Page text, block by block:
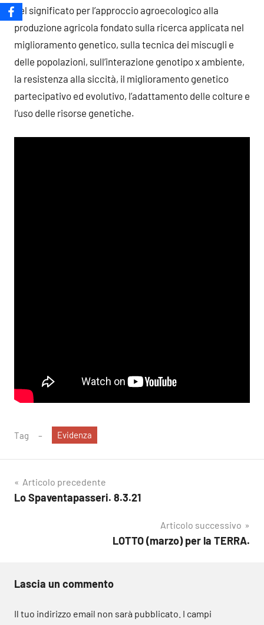
del significato per l’approccio agroecologico alla
produzione agricola fondato sulla ricerca applicata nel
miglioramento genetico, sulla tecnica dei miscugli e
delle popolazioni, sull’interazione genotipo x ambiente,
la resistenza alla siccità, il miglioramento genetico
partecipativo ed evolutivo, l’adattamento delle colture e
l’uso delle risorse genetiche.
Tag Evidenza
Navigazione
articoli
Articolo precedente
Lo Spaventapasseri. 8.3.21
Articolo successivo
LOTTO (marzo) per la TERRA.
Lascia un commento
Il tuo indirizzo email non sarà pubblicato. I campi